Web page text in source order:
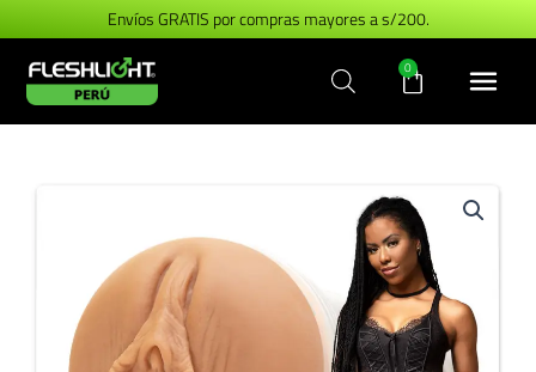
al
contenido
Envíos GRATIS por compras mayores a s/200.
0
Carrito